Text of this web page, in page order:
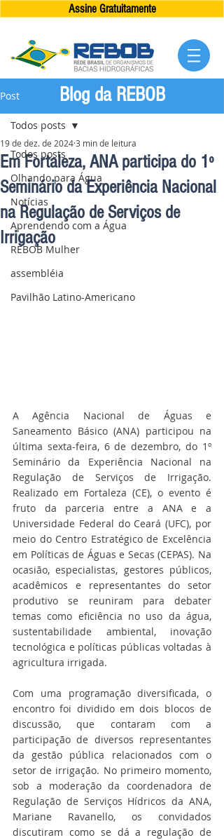
Assine Gratuitamente
Post
Todos posts
Olhando para Água
Notícias
Aprendendo com a Água
REBOB Mulher
assembléia
Pavilhão Latino-Americano
Todos posts
Em Fortaleza, ANA participa do 1º
Seminário da Experiência Nacional
na Regulação de Serviços de
Irrigação
19 de dez. de 20243 min de leitura
A Agência Nacional de Águas e
Saneamento Básico (ANA) participou na
última sexta-feira, 6 de dezembro, do 1º
Seminário da Experiência Nacional na
Regulação de Serviços de Irrigação.
Realizado em Fortaleza (CE), o evento é
fruto da parceria entre a ANA e a
Universidade Federal do Ceará (UFC), por
meio do Centro Estratégico de Excelência
em Políticas de Águas e Secas (CEPAS). Na
ocasião, especialistas, gestores públicos,
acadêmicos e representantes do setor
produtivo se reuniram para debater
temas como eficiência no uso da água,
sustentabilidade ambiental, inovação
tecnológica e políticas públicas voltadas à
agricultura irrigada.
Com uma programação diversificada, o
encontro foi dividido em dois blocos de
discussão, que contaram com a
participação de diversos representantes
da gestão pública relacionados com o
setor de irrigação. No primeiro momento,
sob a moderação da coordenadora de
Regulação de Serviços Hídricos da ANA,
Mariane Ravanello, os convidados
discutiram como se dá a regulação de
Blog da REBOB